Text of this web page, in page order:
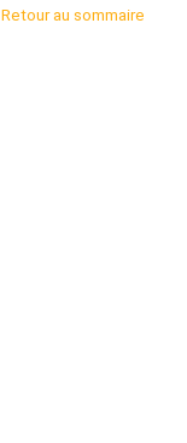
Retour au sommaire